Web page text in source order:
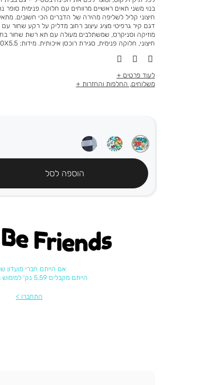
בנוי משני תאים ראשיים מרווחים עם חלוקה פנימית
חיצוני קליל לשליפה מהירה של הדברים הכי חשובים.
דגם קיר גרפיטי מציג עיצוב רחוב מדליק על רקע שחור עם
חיצוני, חלוקה פנימית, סגירת רוכסן איכותית. מידות: 21.5X10X5.5 ס”מ.
לעוד פרטים
משלוחים, החלפות והחזרות
הוספה לסל
friends
אם הייתם חברי מועדון
הייתם מקבלים 5.59 נק' למימוש ממש עכשיו
התחברו